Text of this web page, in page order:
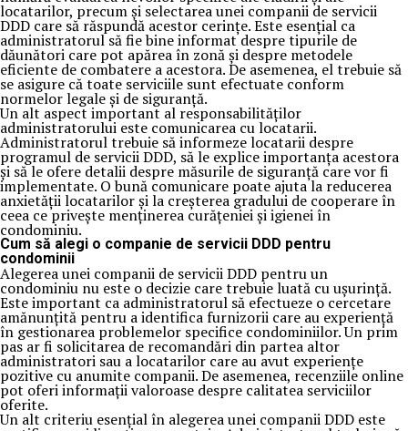
locatarilor, precum și selectarea unei companii de servicii
DDD care să răspundă acestor cerințe. Este esențial ca
administratorul să fie bine informat despre tipurile de
dăunători care pot apărea în zonă și despre metodele
eficiente de combatere a acestora. De asemenea, el trebuie să
se asigure că toate serviciile sunt efectuate conform
normelor legale și de siguranță.
Un alt aspect important al responsabilităților
administratorului este comunicarea cu locatarii.
Administratorul trebuie să informeze locatarii despre
programul de servicii DDD, să le explice importanța acestora
și să le ofere detalii despre măsurile de siguranță care vor fi
implementate. O bună comunicare poate ajuta la reducerea
anxietății locatarilor și la creșterea gradului de cooperare în
ceea ce privește menținerea curățeniei și igienei în
condominiu.
Cum să alegi o companie de servicii DDD pentru
condominii
Alegerea unei companii de servicii DDD pentru un
condominiu nu este o decizie care trebuie luată cu ușurință.
Este important ca administratorul să efectueze o cercetare
amănunțită pentru a identifica furnizorii care au experiență
în gestionarea problemelor specifice condominiilor. Un prim
pas ar fi solicitarea de recomandări din partea altor
administratori sau a locatarilor care au avut experiențe
pozitive cu anumite companii. De asemenea, recenziile online
pot oferi informații valoroase despre calitatea serviciilor
oferite.
Un alt criteriu esențial în alegerea unei companii DDD este